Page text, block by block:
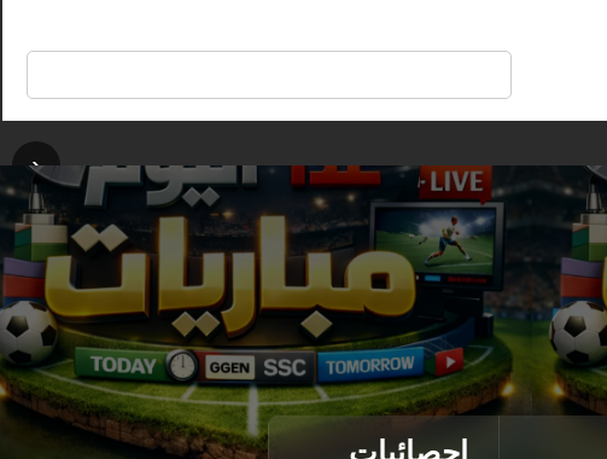
‹
إحصائيات